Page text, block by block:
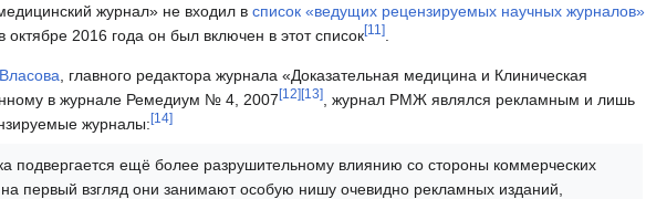
журнал» не входил в список «ведущих рецензируемых научных журналов»
октябре 2016 года он был включен в этот список[11]
, главного редактора журнала «Доказательная медицина и Клиническая
в журнале Ремедиум № 4, 2007 [12] [13]
, журнал РМЖ являлся рекламным и лишь
журналы: [14]
подвергается ещё более разрушительному влиянию со стороны коммерческих
первый взгляд они занимают особую нишу очевидно рекламных изданий,